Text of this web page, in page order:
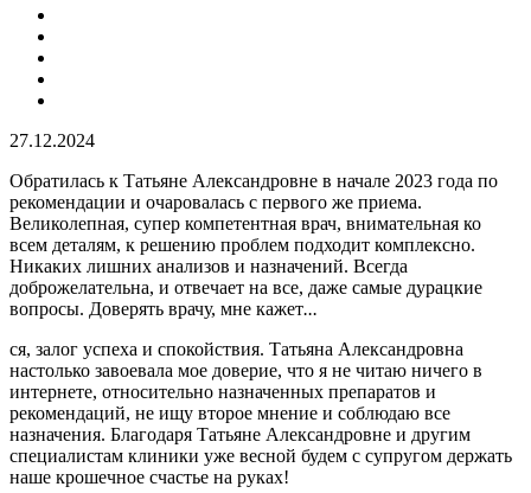
27.12.2024
Обратилась к Татьяне Александровне в начале 2023 года по
рекомендации и очаровалась с первого же приема.
Великолепная, супер компетентная врач, внимательная ко
всем деталям, к решению проблем подходит комплексно.
Никаких лишних анализов​ и назначений. Всегда
доброжелательна, и отвечает на все, даже самые дурацкие
вопросы. Доверять врачу, мне кажет...
ся, залог успеха и спокойствия. Татьяна Александровна
настолько завоевала мое доверие, что я не читаю ничего в
интернете, относительно назначенных препаратов и
рекомендаций, не ищу второе мнение и соблюдаю все
назначения. Благодаря Татьяне Александровне и другим
специалистам клиники уже весной будем с супругом держать
наше крошечное счастье на руках!